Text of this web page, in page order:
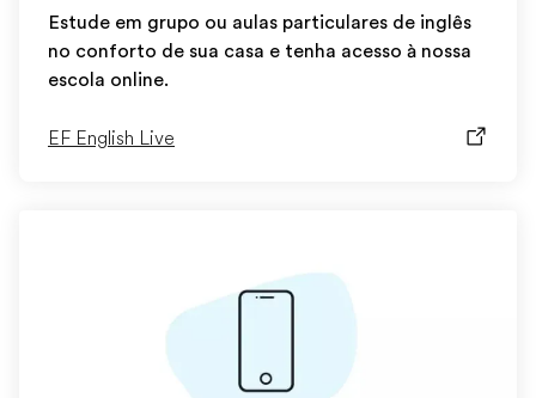
Estude em grupo ou aulas particulares de inglês
no conforto de sua casa e tenha acesso à nossa
escola online.
EF English Live